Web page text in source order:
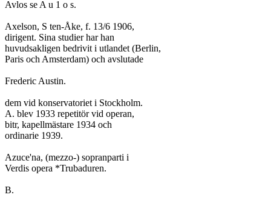
Avlos se A u 1 o s.
Axelson, S ten-Åke, f. 13/6 1906,
dirigent. Sina studier har han
huvudsakligen bedrivit i utlandet (Berlin,
Paris och Amsterdam) och avslutade
Frederic Austin.
dem vid konservatoriet i Stockholm.
A. blev 1933 repetitör vid operan,
bitr, kapellmästare 1934 och
ordinarie 1939.
Azuce'na, (mezzo-) sopranparti i
Verdis opera *Trubaduren.
B.